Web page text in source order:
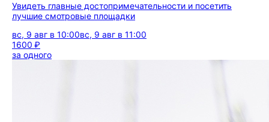
Увидеть главные достопримечательности и посетить
лучшие смотровые площадки
вс, 9 авг в 10:00вс, 9 авг в 11:00
1600 ₽
за одного